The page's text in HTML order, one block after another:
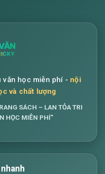
văn học miễn phí - nội
và chất lượng
SÁCH – LAN TỎA TRI
HỌC MIỄN PHÍ”